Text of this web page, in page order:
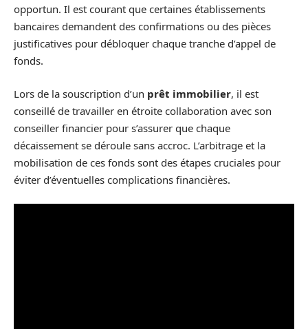
opportun. Il est courant que certaines établissements
bancaires demandent des confirmations ou des pièces
justificatives pour débloquer chaque tranche d’appel de
fonds.
Lors de la souscription d’un prêt immobilier, il est
conseillé de travailler en étroite collaboration avec son
conseiller financier pour s’assurer que chaque
décaissement se déroule sans accroc. L’arbitrage et la
mobilisation de ces fonds sont des étapes cruciales pour
éviter d’éventuelles complications financières.